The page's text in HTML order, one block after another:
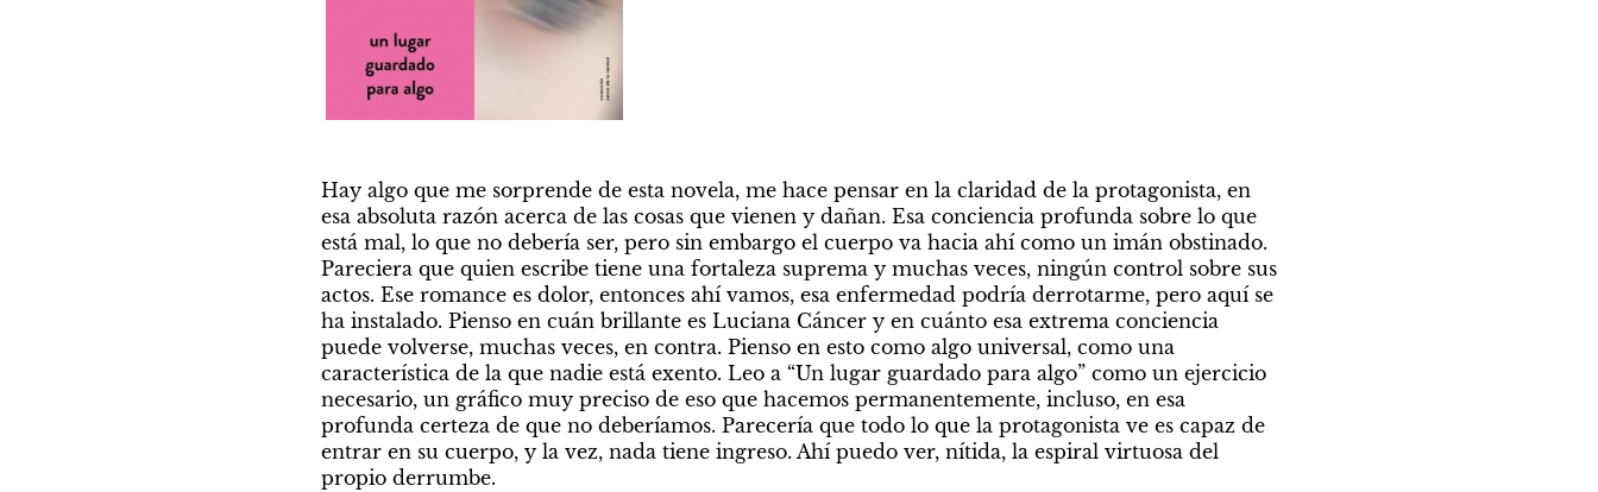
Hay algo que me sorprende de esta novela, me hace pensar en la claridad de la protagonista, en
esa absoluta razón acerca de las cosas que vienen y dañan. Esa conciencia profunda sobre lo que
está mal, lo que no debería ser, pero sin embargo el cuerpo va hacia ahí como un imán obstinado.
Pareciera que quien escribe tiene una fortaleza suprema y muchas veces, ningún control sobre sus
actos. Ese romance es dolor, entonces ahí vamos, esa enfermedad podría derrotarme, pero aquí se
ha instalado. Pienso en cuán brillante es Luciana Cáncer y en cuánto esa extrema conciencia
puede volverse, muchas veces, en contra. Pienso en esto como algo universal, como una
característica de la que nadie está exento. Leo a “Un lugar guardado para algo” como un ejercicio
necesario, un gráfico muy preciso de eso que hacemos permanentemente, incluso, en esa
profunda certeza de que no deberíamos. Parecería que todo lo que la protagonista ve es capaz de
entrar en su cuerpo, y la vez, nada tiene ingreso. Ahí puedo ver, nítida, la espiral virtuosa del
propio derrumbe.